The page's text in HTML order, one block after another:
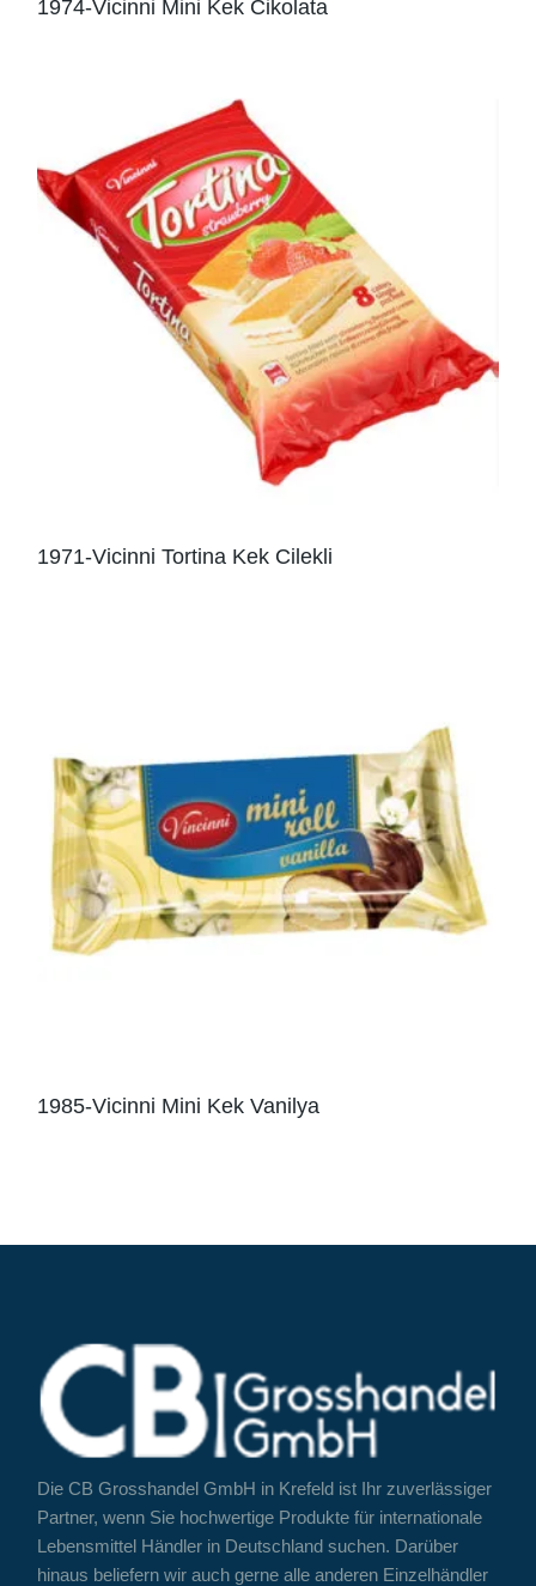
1974-Vicinni Mini Kek Cikolata
1971-Vicinni Tortina Kek Cilekli
1985-Vicinni Mini Kek Vanilya
Die CB Grosshandel GmbH in Krefeld ist Ihr zuverlässiger
Partner, wenn Sie hochwertige Produkte für internationale
Lebensmittel Händler in Deutschland suchen. Darüber
hinaus beliefern wir auch gerne alle anderen Einzelhändler